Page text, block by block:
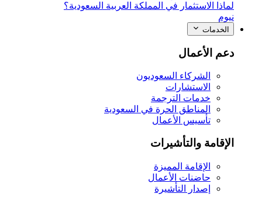
لماذا الاستثمار في المملكة العربية السعودية؟
نيوم
الخدمات
دعم الأعمال
الشركاء السعوديون
الاستشارات
خدمات الترجمة
المناطق الحرة في السعودية
تأسيس الأعمال
الإقامة والتأشيرات
الإقامة المميزة
حاضنات الأعمال
إصدار التأشيرة